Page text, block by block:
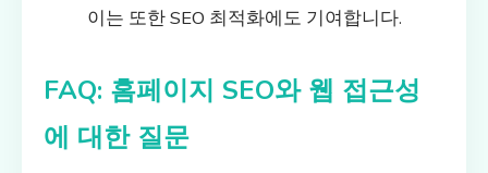
이는 또한 SEO 최적화에도 기여합니다.
FAQ: 홈페이지 SEO와 웹 접근성
에 대한 질문